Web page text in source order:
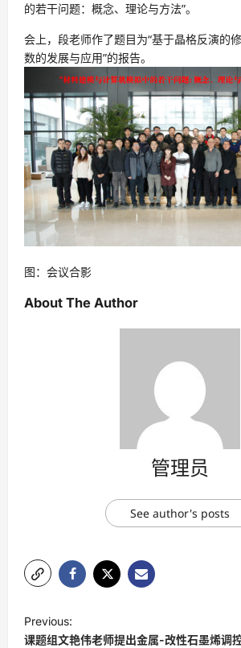
的若干问题：概念、理论与方法”。
会上，段老师作了题目为“基于晶格反演的
数的发展与应用”的报告。
图：会议合影
About The Author
管理员
See author's posts
P
o
Previous:
课题组文艳伟老师提出金属-改性石墨烯调